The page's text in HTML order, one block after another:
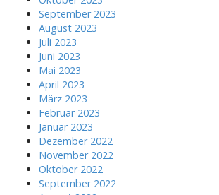
September 2023
August 2023
Juli 2023
Juni 2023
Mai 2023
April 2023
März 2023
Februar 2023
Januar 2023
Dezember 2022
November 2022
Oktober 2022
September 2022